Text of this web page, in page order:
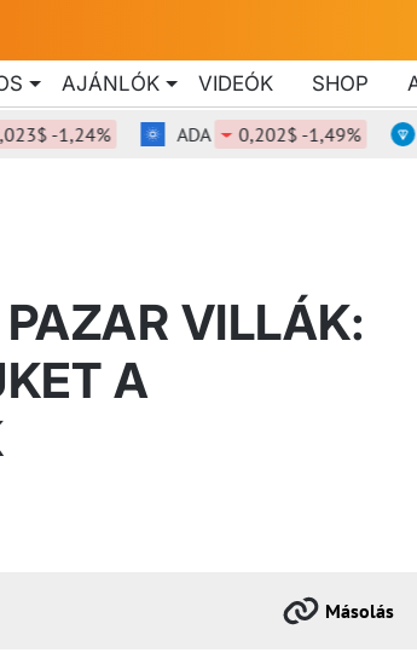
AJÁNLÓK VIDEÓK SHOP
ADA 0,202$ -1,49% TON
VILLÁK:
A
Másolás